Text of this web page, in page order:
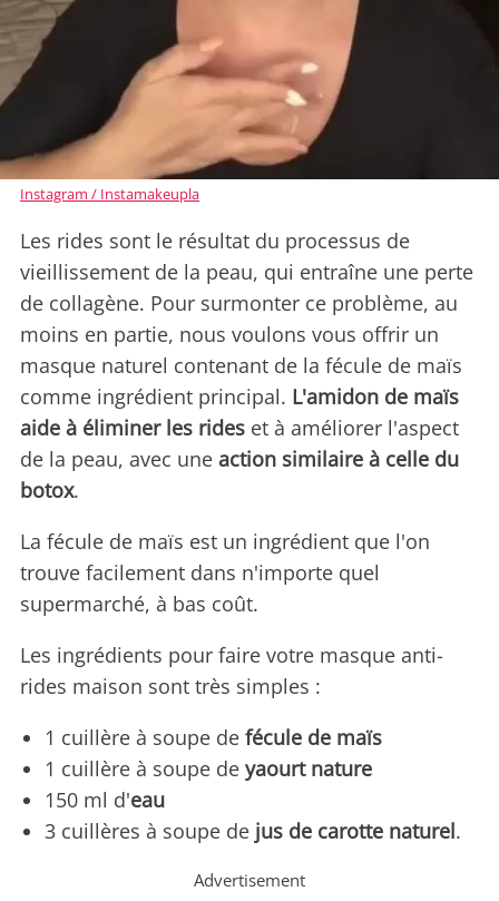
Instagram / Instamakeupla
Les rides sont le résultat du processus de
vieillissement de la peau, qui entraîne une perte
de collagène. Pour surmonter ce problème, au
moins en partie, nous voulons vous offrir un
masque naturel contenant de la fécule de maïs
comme ingrédient principal. L'amidon de maïs
aide à éliminer les rides et à améliorer l'aspect
de la peau, avec une action similaire à celle du
botox.
La fécule de maïs est un ingrédient que l'on
trouve facilement dans n'importe quel
supermarché, à bas coût.
Les ingrédients pour faire votre masque anti-
rides maison sont très simples :
1 cuillère à soupe de fécule de maïs
1 cuillère à soupe de yaourt nature
150 ml d'eau
3 cuillères à soupe de jus de carotte naturel.
Advertisement